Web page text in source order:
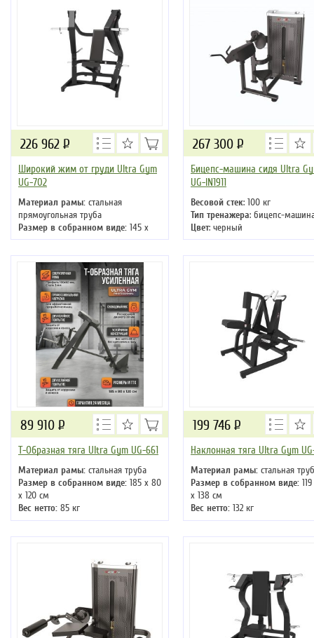
Широкий жим от груди Ultra Gym
UG-702
Материал рамы: стальная
прямоугольная труба
Размер в собранном виде: 145 х
171.5 х 118.2 см
Вес нетто:161 кг
226 962 Р
Бицепс-машина сидя Ultra
UG-IN1911
Весовой стек: 100 кг
Тип тренажера: бицепс-
Цвет: черный
267 300 Р
Т-Образная тяга Ultra Gym UG-661
Материал рамы: стальная труба
Размер в собранном виде: 185 х 80
х 120 см
Вес нетто: 85 кг
89 910 Р
Наклонная тяга Ultra Gym
Материал рамы: стальная
Размер в собранном виде:
х 138 см
Вес нетто: 132 кг
199 746 Р